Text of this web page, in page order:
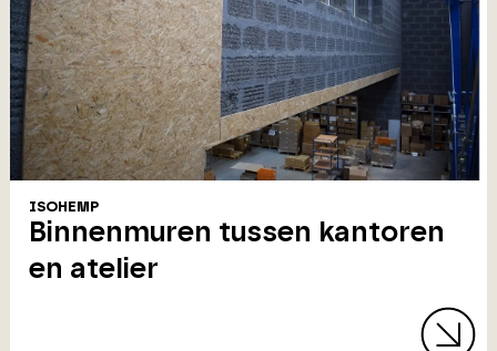
ISOHEMP
Binnenmuren tussen kantoren
en atelier